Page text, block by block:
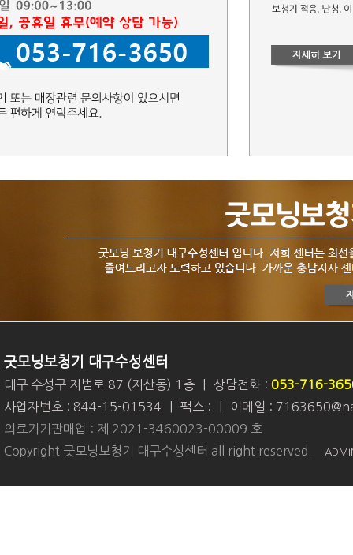
굿모닝보청기 대구수성센터
대구 수성구 지범로 87 (지산동) 1층 상담전화 : 053-716-
사업자번호 : 844-15-01534
팩스 :
이메일 :
의료기기판매업 : 제 2021-3460023-00009 호
Copyright 굿모닝보청기 대구수성센터 all right reserved.